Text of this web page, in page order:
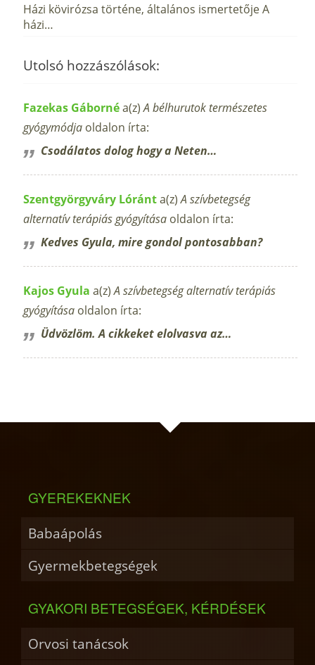
Házi kövirózsa történe, általános ismertetője A
házi…
Utolsó hozzászólások:
Fazekas Gábornéa(z)A bélhurutok természetes
gyógymódja oldalon írta:
Csodálatos dolog hogy a Neten…
Szentgyörgyváry Lóránta(z)A szívbetegség
alternatív terápiás gyógyítása oldalon írta:
Kedves Gyula, mire gondol pontosabban?
Kajos Gyula a(z)A szívbetegség alternatív terápiás
gyógyítása oldalon írta:
Üdvözlöm. A cikkeket elolvasva az…
GYEREKEKNEK
Babaápolás
Gyermekbetegségek
GYAKORI BETEGSÉGEK, KÉRDÉSEK
Orvosi tanácsok